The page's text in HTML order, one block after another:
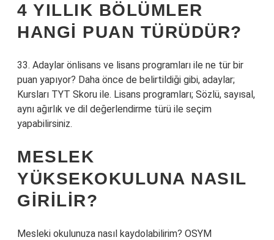
4 YILLIK BÖLÜMLER
HANGI PUAN TÜRÜDÜR?
33. Adaylar önlisans ve lisans programları ile ne tür bir
puan yapıyor? Daha önce de belirtildiği gibi, adaylar;
Kursları TYT Skoru ile. Lisans programları; Sözlü, sayısal,
aynı ağırlık ve dil değerlendirme türü ile seçim
yapabilirsiniz.
MESLEK
YÜKSEKOKULUNA NASIL
GIRILIR?
Mesleki okulunuza nasıl kaydolabilirim? OSYM